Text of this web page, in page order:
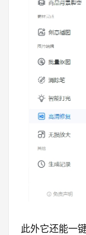
此外它还能一